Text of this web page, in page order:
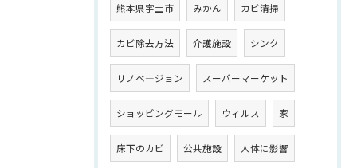
熊本県宇土市 みかん カビ清掃
カビ除去方法 介護施設 シンク
リノベ―ジョン スーパーマーケット
ショッピングモール ウィルス 家
床下のカビ 公共施設 人体に影響